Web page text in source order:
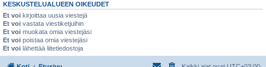
KESKUSTELUALUEEN OIKEUDET
Et voi kirjoittaa uusia viestejä
Et voi vastata viestiketjuihin
Et voi muokata omia viestejäsi
Et voi poistaa omia viestejäsi
Et voi lähettää liitetiedostoja